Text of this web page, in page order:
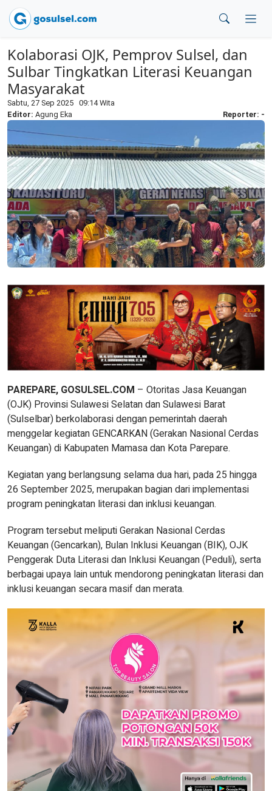
Kolaborasi OJK, Pemprov Sulsel, dan
Sulbar Tingkatkan Literasi Keuangan
Masyarakat
Sabtu, 27 Sep 2025 09:14 Wita
Editor: Agung Eka Reporter: -
PAREPARE, GOSULSEL.COM – Otoritas Jasa Keuangan
(OJK) Provinsi Sulawesi Selatan dan Sulawesi Barat
(Sulselbar) berkolaborasi dengan pemerintah daerah
menggelar kegiatan GENCARKAN (Gerakan Nasional Cerdas
Keuangan) di Kabupaten Mamasa dan Kota Parepare.
Kegiatan yang berlangsung selama dua hari, pada 25 hingga
26 September 2025, merupakan bagian dari implementasi
program peningkatan literasi dan inklusi keuangan.
Program tersebut meliputi Gerakan Nasional Cerdas
Keuangan (Gencarkan), Bulan Inklusi Keuangan (BIK), OJK
Penggerak Duta Literasi dan Inklusi Keuangan (Peduli), serta
berbagai upaya lain untuk mendorong peningkatan literasi dan
inklusi keuangan secara masif dan merata.